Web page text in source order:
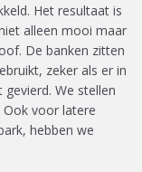
Het resultaat is
alleen mooi maar
De banken zitten
zeker als er in
We stellen
voor latere
hebben we